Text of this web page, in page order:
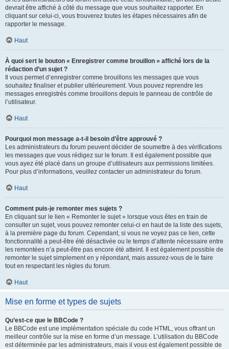
devrait être affiché à côté du message que vous souhaitez rapporter. En
cliquant sur celui-ci, vous trouverez toutes les étapes nécessaires afin de
rapporter le message.
Haut
À quoi sert le bouton « Enregistrer comme brouillon » affiché lors de la
rédaction d’un sujet ?
Il vous permet d’enregistrer comme brouillons les messages que vous
souhaitez finaliser et publier ultérieurement. Vous pouvez reprendre les
messages enregistrés comme brouillons depuis le panneau de contrôle de
l’utilisateur.
Haut
Pourquoi mon message a-t-il besoin d’être approuvé ?
Les administrateurs du forum peuvent décider de soumettre à des vérifications
les messages que vous rédigez sur le forum. Il est également possible que
vous ayez été placé dans un groupe d’utilisateurs aux permissions limitées.
Pour plus d’informations, veuillez contacter un administrateur du forum.
Haut
Comment puis-je remonter mes sujets ?
En cliquant sur le lien « Remonter le sujet » lorsque vous êtes en train de
consulter un sujet, vous pouvez remonter celui-ci en haut de la liste des sujets,
à la première page du forum. Cependant, si vous ne voyez pas ce lien, cette
fonctionnalité a peut-être été désactivée ou le temps d’attente nécessaire entre
les remontées n’a peut-être pas encore été atteint. Il est également possible de
remonter le sujet simplement en y répondant, mais assurez-vous de le faire
tout en respectant les règles du forum.
Haut
Mise en forme et types de sujets
Qu’est-ce que le BBCode ?
Le BBCode est une implémentation spéciale du code HTML, vous offrant un
meilleur contrôle sur la mise en forme d’un message. L’utilisation du BBCode
est déterminée par les administrateurs, mais il vous est également possible de